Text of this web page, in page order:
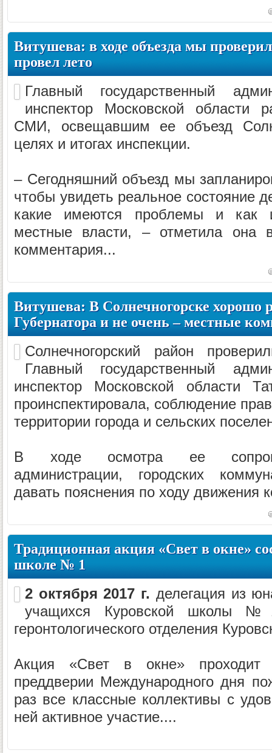
Витушева: в ходе объезда мы
провел лето
Главный государственный
инспектор Московской области
СМИ, освещавшим ее объезд
целях и итогах инспекции.
– Сегодняшний объезд мы
чтобы увидеть реальное состояние
какие имеются проблемы и как
местные власти, – отметила она
комментария...
Витушева: В Солнечногорске хорошо
Губернатора и не очень – местные
Солнечногорский район
Главный государственный
инспектор Московской области
проинспектировала, соблюдение
территории города и сельских
В ходе осмотра ее
администрации, городских
давать пояснения по ходу движения
Традиционная акция «Свет в окне»
школе № 1
2 октября 2017 г. делегация из
учащихся Куровской школы
геронтологического отделения
Акция «Свет в окне»
преддверии Международного дня
раз все классные коллективы с
ней активное участие....